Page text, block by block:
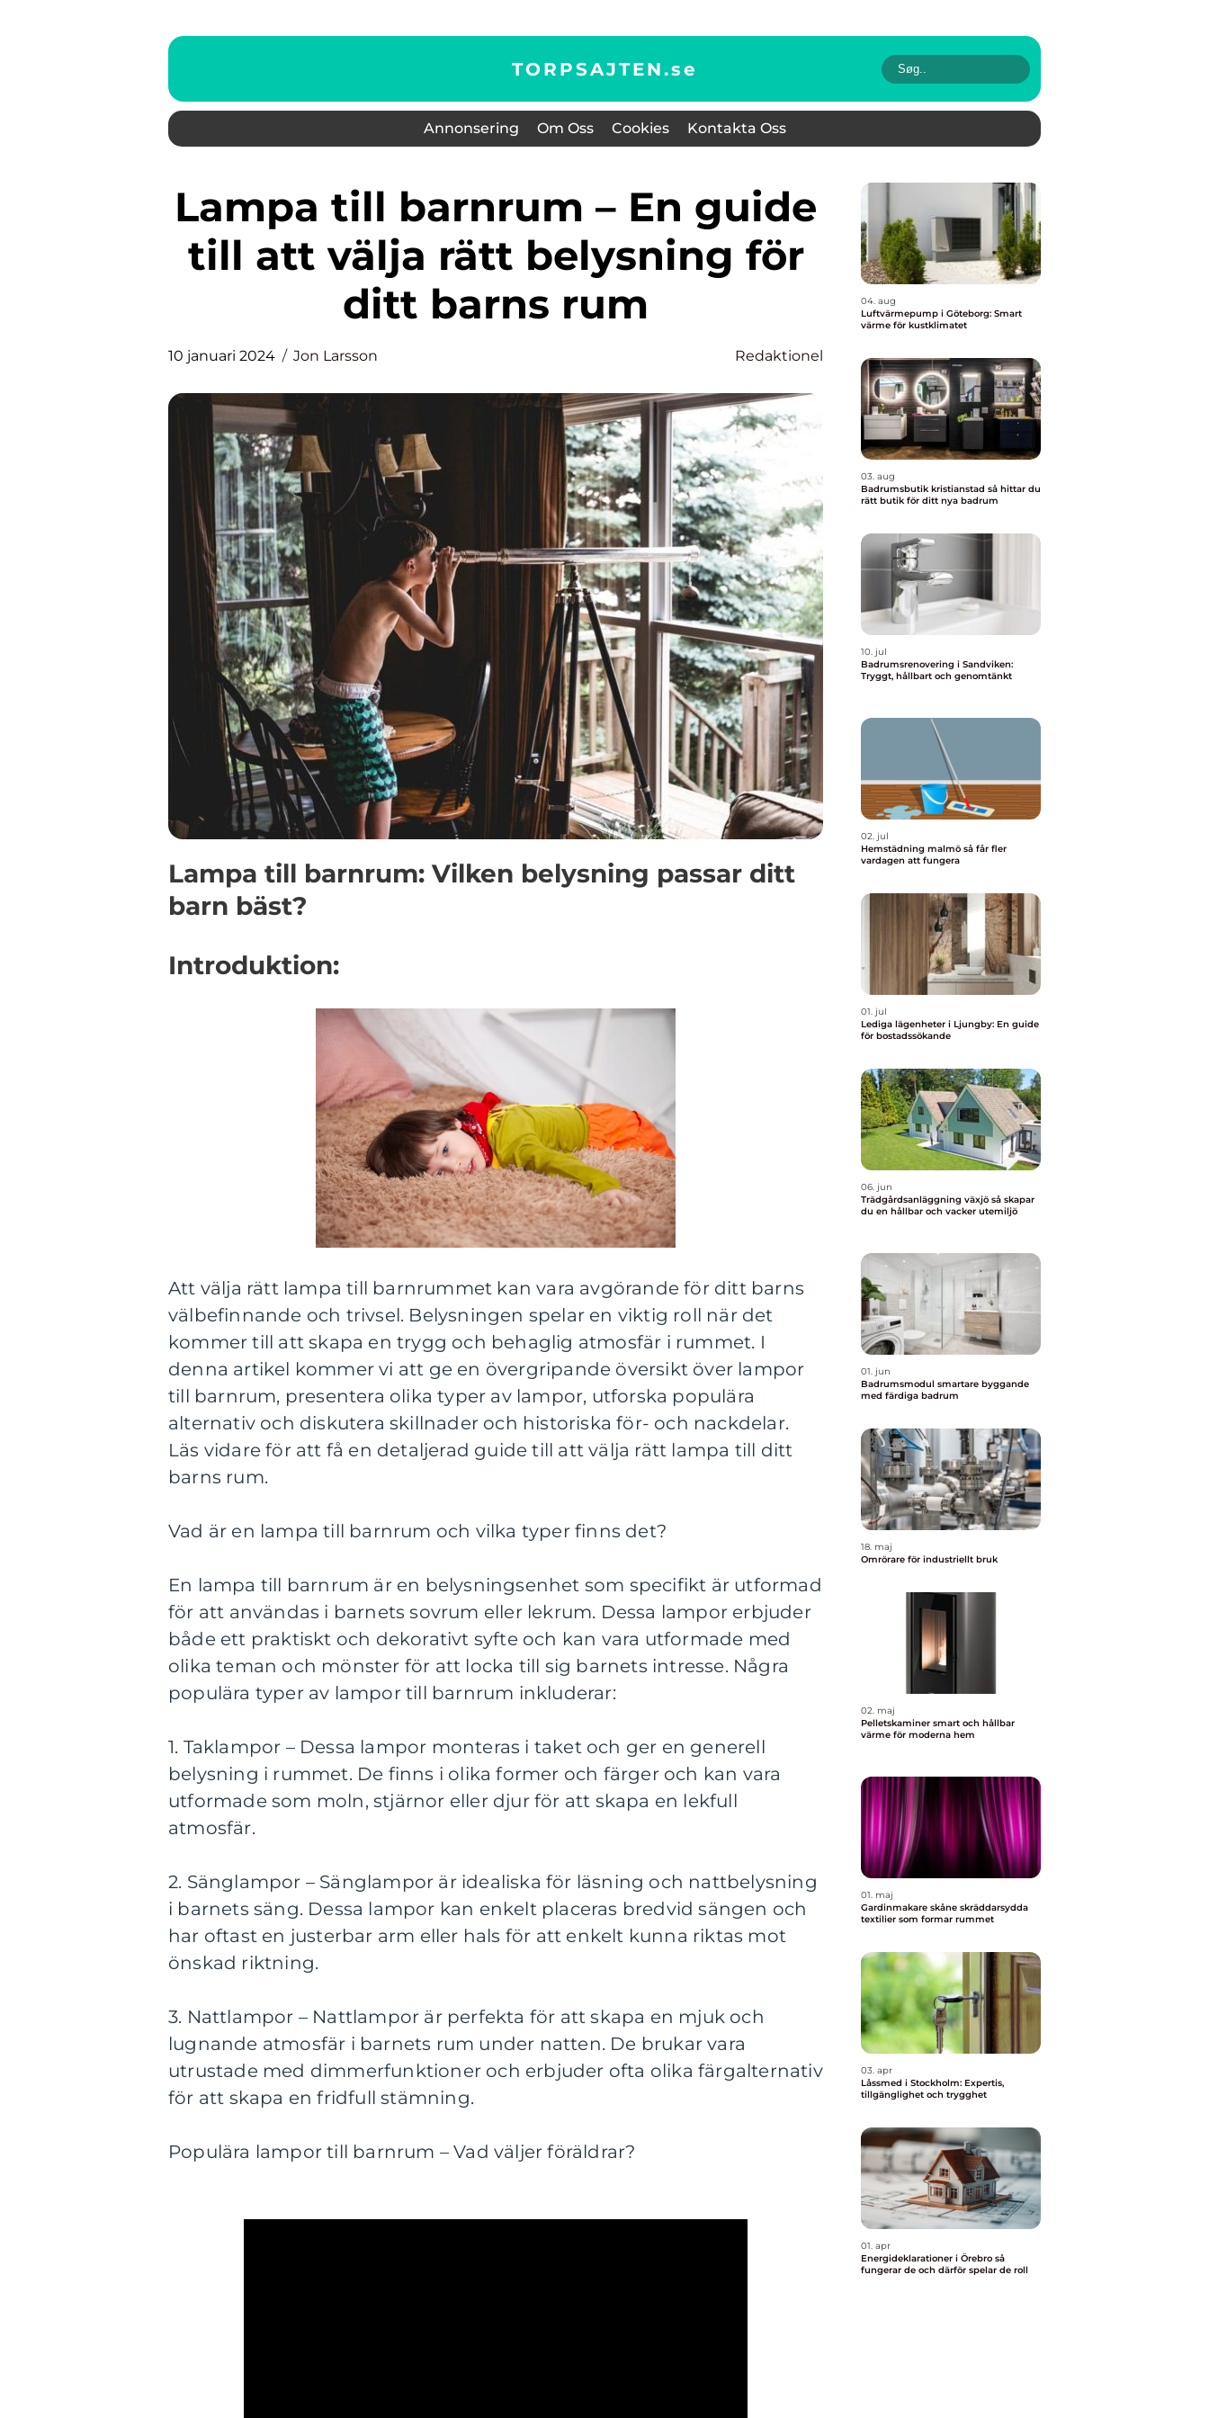
TORPSAJTEN.se
Annonsering Om Oss Cookies Kontakta Oss
Lampa till barnrum – En guide
till att välja rätt belysning för
ditt barns rum
10 januari 2024 Jon Larsson Redaktionel
Lampa till barnrum: Vilken belysning passar ditt
barn bäst?
Introduktion:
Att välja rätt lampa till barnrummet kan vara avgörande för ditt barns
välbefinnande och trivsel. Belysningen spelar en viktig roll när det
kommer till att skapa en trygg och behaglig atmosfär i rummet. I
denna artikel kommer vi att ge en övergripande översikt över lampor
till barnrum, presentera olika typer av lampor, utforska populära
alternativ och diskutera skillnader och historiska för- och nackdelar.
Läs vidare för att få en detaljerad guide till att välja rätt lampa till ditt
barns rum.
Vad är en lampa till barnrum och vilka typer finns det?
En lampa till barnrum är en belysningsenhet som specifikt är utformad
för att användas i barnets sovrum eller lekrum. Dessa lampor erbjuder
både ett praktiskt och dekorativt syfte och kan vara utformade med
olika teman och mönster för att locka till sig barnets intresse. Några
populära typer av lampor till barnrum inkluderar:
1. Taklampor – Dessa lampor monteras i taket och ger en generell
belysning i rummet. De finns i olika former och färger och kan vara
utformade som moln, stjärnor eller djur för att skapa en lekfull
atmosfär.
2. Sänglampor – Sänglampor är idealiska för läsning och nattbelysning
i barnets säng. Dessa lampor kan enkelt placeras bredvid sängen och
har oftast en justerbar arm eller hals för att enkelt kunna riktas mot
önskad riktning.
3. Nattlampor – Nattlampor är perfekta för att skapa en mjuk och
lugnande atmosfär i barnets rum under natten. De brukar vara
utrustade med dimmerfunktioner och erbjuder ofta olika färgalternativ
för att skapa en fridfull stämning.
Populära lampor till barnrum – Vad väljer föräldrar?
04. aug
Luftvärmepump i Göteborg: Smart
värme för kustklimatet
03. aug
Badrumsbutik kristianstad så hittar du
rätt butik för ditt nya badrum
10. jul
Badrumsrenovering i Sandviken:
Tryggt, hållbart och genomtänkt
02. jul
Hemstädning malmö så får fler
vardagen att fungera
01. jul
Lediga lägenheter i Ljungby: En guide
för bostadssökande
06. jun
Trädgårdsanläggning växjö så skapar
du en hållbar och vacker utemiljö
01. jun
Badrumsmodul smartare byggande
med färdiga badrum
18. maj
Omrörare för industriellt bruk
02. maj
Pelletskaminer smart och hållbar
värme för moderna hem
01. maj
Gardinmakare skåne skräddarsydda
textilier som formar rummet
03. apr
Låssmed i Stockholm: Expertis,
tillgänglighet och trygghet
01. apr
Energideklarationer i Örebro så
fungerar de och därför spelar de roll